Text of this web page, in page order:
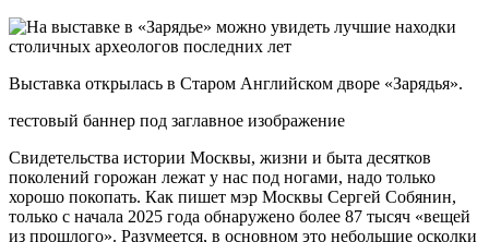
Выставка открылась в Старом Английском дворе «Зарядья».
тестовый баннер под заглавное изображение
Свидетельства истории Москвы, жизни и быта десятков
поколений горожан лежат у нас под ногами, надо только
хорошо покопать. Как пишет мэр Москвы Сергей Собянин,
только с начала 2025 года обнаружено более 87 тысяч «вещей
из прошлого». Разумеется, в основном это небольшие осколки